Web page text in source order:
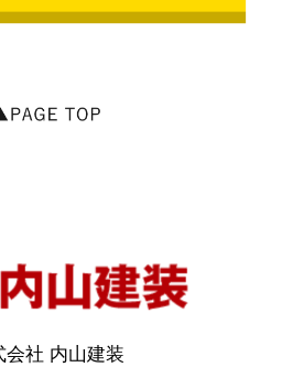
会社 内山建装